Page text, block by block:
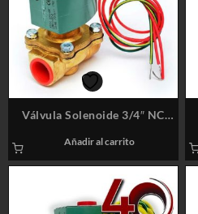
Válvula Solenoide 3/4″ NC
ASCO / 8210G003
Añadir al carrito